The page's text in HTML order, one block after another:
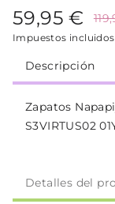
59,95 €
Impuestos incluidos
Descripción
Zapatos
S3VIRTUS02
Detalles del